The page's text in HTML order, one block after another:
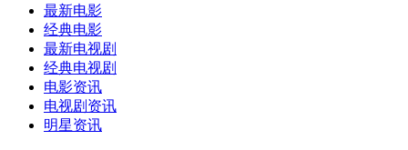
最新电影
经典电影
最新电视剧
经典电视剧
电影资讯
电视剧资讯
明星资讯